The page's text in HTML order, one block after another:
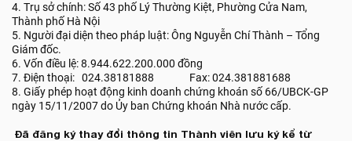
4. Trụ sở chính: Số 43 phố Lý Thường Kiệt, Phường Cửa Nam,
Thành phố Hà Nội
5. Người đại diện theo pháp luật: Ông Nguyễn Chí Thành – Tổng
Giám đốc.
6. Vốn điều lệ: 8.944.622.200.000 đồng
7. Điện thoại: 024.38181888 Fax: 024.381881688
8. Giấy phép hoạt động kinh doanh chứng khoán số 66/UBCK-GP
ngày 15/11/2007 do Ủy ban Chứng khoán Nhà nước cấp.
Đã đăng ký thay đổi thông tin Thành viên lưu ký kể từ